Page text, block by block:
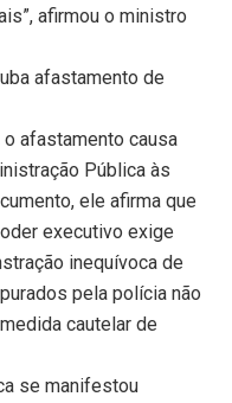
afirmou o ministro
afastamento de
afastamento causa
Pública às
ele afirma que
executivo exige
inequívoca de
pela polícia não
cautelar de
se manifestou